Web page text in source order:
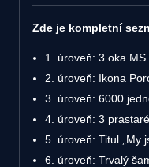
Zde je kompletní
1. úroveň: 3 oka MS
2. úroveň: Ikona
3. úroveň: 6000
4. úroveň: 3
5. úroveň: Titul „My
6. úroveň: Trvalý